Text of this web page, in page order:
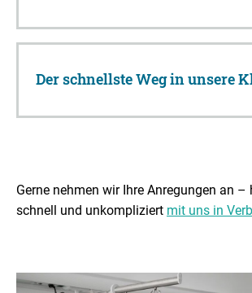
Der schnellste Weg in unsere
Gerne nehmen wir Ihre Anregungen an –
schnell und unkompliziert mit uns in